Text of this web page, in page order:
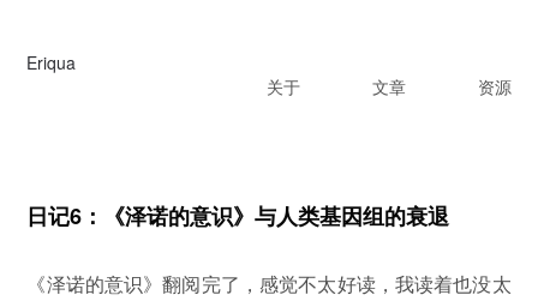
Eriqua
关于
文章 资源
日记6：《泽诺的意识》与人类基因组的衰退
《泽诺的意识》翻阅完了，感觉不太好读，我读着也没太